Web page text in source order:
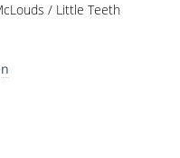
/ Little Teeth